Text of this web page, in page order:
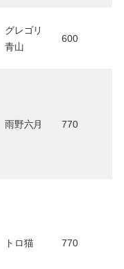
グレゴリ
青山
600
雨野六月 770
トロ猫 770